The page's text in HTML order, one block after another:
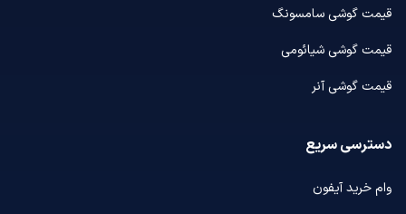
قیمت گوشی سامسونگ
قیمت گوشی شیائومی
قیمت گوشی آنر
دسترسی سریع
وام خرید آیفون